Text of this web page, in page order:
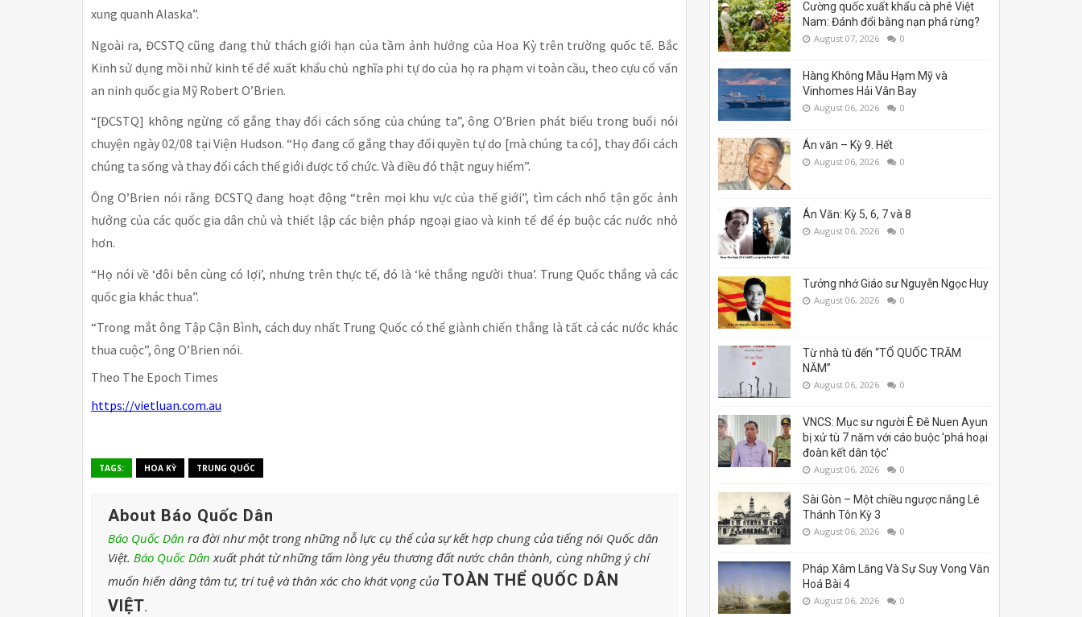
xung quanh Alaska”.
Ngoài ra, ĐCSTQ cũng đang thử thách giới hạn của tầm ảnh hưởng của Hoa Kỳ trên trường quốc tế. Bắc
Kinh sử dụng mồi nhử kinh tế để xuất khẩu chủ nghĩa phi tự do của họ ra phạm vi toàn cầu, theo cựu cố vấn
an ninh quốc gia Mỹ Robert O’Brien.
“[ĐCSTQ] không ngừng cố gắng thay đổi cách sống của chúng ta”, ông O’Brien phát biểu trong buổi nói
chuyện ngày 02/08 tại Viện Hudson. “Họ đang cố gắng thay đổi quyền tự do [mà chúng ta có], thay đổi cách
chúng ta sống và thay đổi cách thế giới được tổ chức. Và điều đó thật nguy hiểm”.
Ông O’Brien nói rằng ĐCSTQ đang hoạt động “trên mọi khu vực của thế giới”, tìm cách nhổ tận gốc ảnh
hưởng của các quốc gia dân chủ và thiết lập các biện pháp ngoại giao và kinh tế để ép buộc các nước nhỏ
hơn.
“Họ nói về ‘đôi bên cùng có lợi’, nhưng trên thực tế, đó là ‘kẻ thắng người thua’. Trung Quốc thắng và các
quốc gia khác thua”.
“Trong mắt ông Tập Cận Bình, cách duy nhất Trung Quốc có thể giành chiến thắng là tất cả các nước khác
thua cuộc”, ông O’Brien nói.
Theo The Epoch Times
https://vietluan.com.au
TAGS: HOA KỲ TRUNG QUỐC
About Báo Quốc Dân
Báo Quốc Dân ra đời như một trong những nỗ lực cụ thể của sự kết hợp chung của tiếng nói Quốc dân
Việt. Báo Quốc Dân xuất phát từ những tấm lòng yêu thương đất nước chân thành, cùng những ý chí
muốn hiến dâng tâm tư, trí tuệ và thân xác cho khát vọng của TOÀN THỂ QUỐC DÂN
VIỆT.
Cường quốc xuất khẩu cà phê Việt
Nam: Đánh đổi bằng nạn phá rừng?
August 07, 2026 0
Hàng Không Mẫu Hạm Mỹ và
Vinhomes Hải Vân Bay
August 06, 2026 0
Án văn – Kỳ 9. Hết
August 06, 2026 0
Án Văn: Kỳ 5, 6, 7 và 8
August 06, 2026 0
Tưởng nhớ Giáo sư Nguyễn Ngọc Huy
August 06, 2026 0
Từ nhà tù đến “TỔ QUỐC TRĂM
NĂM”
August 06, 2026 0
VNCS: Mục sư người Ê Đê Nuen Ayun
bị xử tù 7 năm với cáo buộc 'phá hoại
đoàn kết dân tộc'
August 06, 2026 0
Sài Gòn – Một chiều ngược nắng Lê
Thánh Tôn Kỳ 3
August 06, 2026 0
Pháp Xâm Lăng Và Sự Suy Vong Văn
Hoá Bài 4
August 06, 2026 0